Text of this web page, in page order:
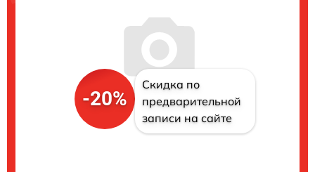
-20%
Скидка по
предварительной
записи на сайте